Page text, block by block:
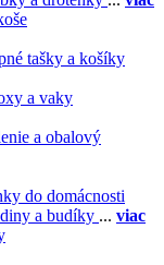
tašky a košíky
a vaky
a obalový
do domácnosti
a budíky ... viac